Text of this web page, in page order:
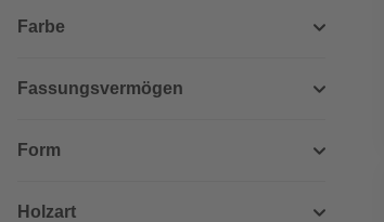
Farbe
Fassungsvermögen
Form
Holzart